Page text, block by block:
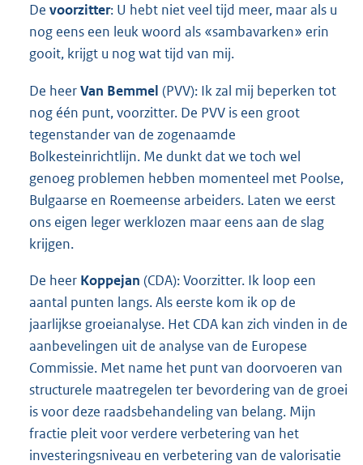
De voorzitter: U hebt niet veel tijd meer, maar als u
nog eens een leuk woord als «sambavarken» erin
gooit, krijgt u nog wat tijd van mij.
De heerVan Bemmel (PVV): Ik zal mij beperken tot
nog één punt, voorzitter. De PVV is een groot
tegenstander van de zogenaamde
Bolkesteinrichtlijn. Me dunkt dat we toch wel
genoeg problemen hebben momenteel met Poolse,
Bulgaarse en Roemeense arbeiders. Laten we eerst
ons eigen leger werklozen maar eens aan de slag
krijgen.
De heer Koppejan (CDA): Voorzitter. Ik loop een
aantal punten langs. Als eerste kom ik op de
jaarlijkse groeianalyse. Het CDA kan zich vinden in de
aanbevelingen uit de analyse van de Europese
Commissie. Met name het punt van doorvoeren van
structurele maatregelen ter bevordering van de groei
is voor deze raadsbehandeling van belang. Mijn
fractie pleit voor verdere verbetering van het
investeringsniveau en verbetering van de valorisatie